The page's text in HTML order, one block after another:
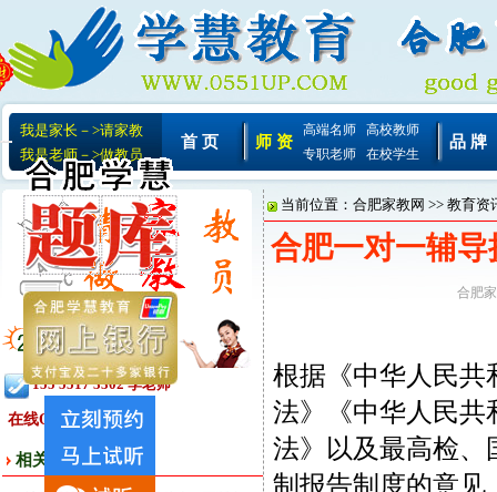
我是家长－>请家教
我是老师－>做教员
首 页 师 资
高端名师
高校教师
专职老师
在校学生
品 牌
155 5517 3302 李老师
在线QQ:
相关文章
当前位置： 合肥家教网 >> 教育资
合肥一对一辅
合肥
根据《中华人民共
法》《中华人民共
法》以及最高检、
制报告制度的意见